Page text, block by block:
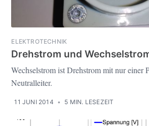
ELEKTROTECHNIK
Drehstrom und
Wechselstrom ist Drehstrom mit nur einer
Neutralleiter.
11 JUNI 2014 • 5 MIN. LESEZEIT